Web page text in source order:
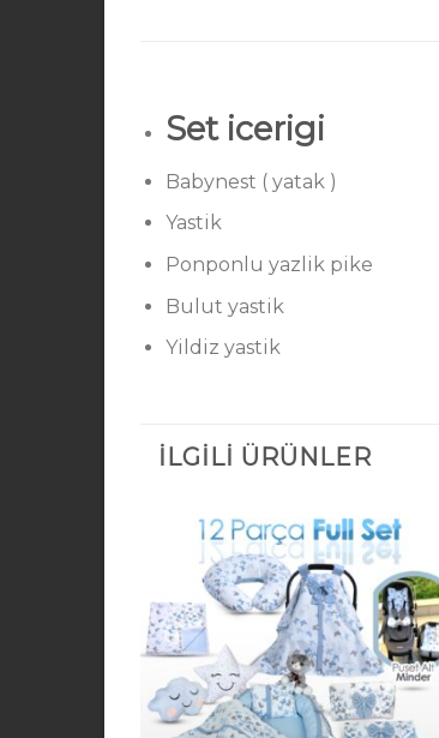
Set icerigi
Babynest ( yatak )
Yastik
Ponponlu yazlik pike
Bulut yastik
Yildiz yastik
İLGILI ÜRÜNLER